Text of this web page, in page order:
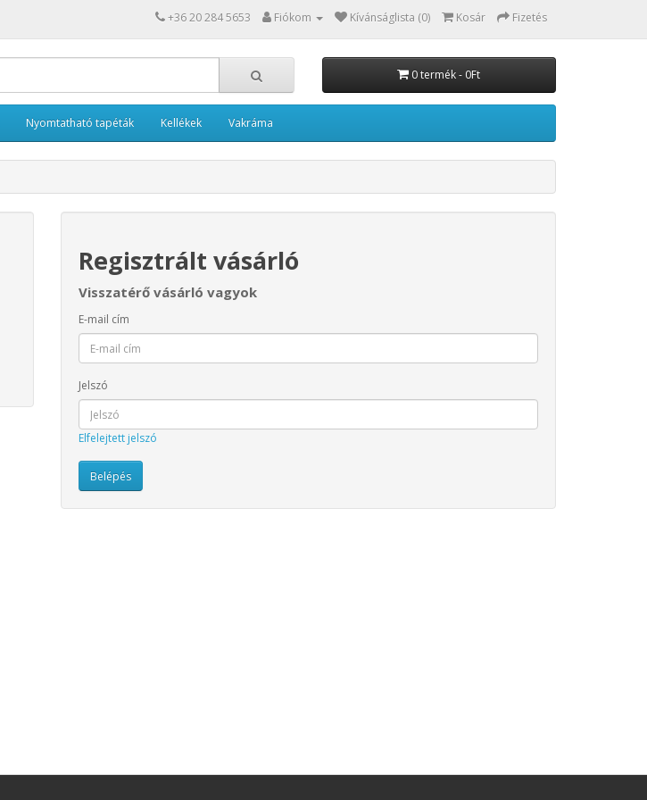
+36 20 284 5653 Fiókom Kívánságlista (0) Kosár Fizetés
0 termék - 0Ft
Nyomtatható tapéták Kellékek Vakráma
Regisztrált vásárló
Visszatérő vásárló vagyok
E-mail cím
Jelszó
Elfelejtett jelszó